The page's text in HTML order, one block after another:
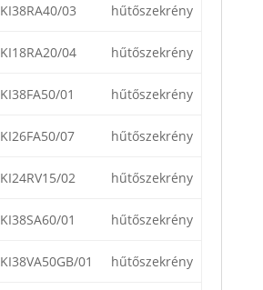
KI38RA40/03 hűtőszekrény
KI18RA20/04 hűtőszekrény
KI38FA50/01 hűtőszekrény
KI26FA50/07 hűtőszekrény
KI24RV15/02 hűtőszekrény
KI38SA60/01 hűtőszekrény
KI38VA50GB/01 hűtőszekrény